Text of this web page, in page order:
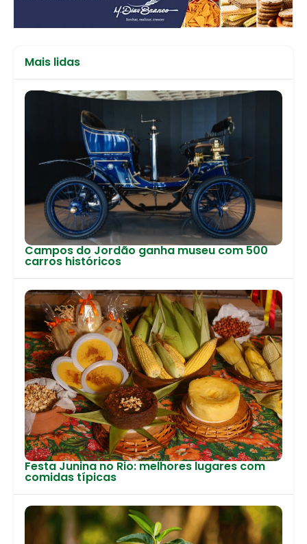
Mais lidas
Campos do Jordão ganha museu com 500
carros históricos
Festa Junina no Rio: melhores lugares com
comidas típicas